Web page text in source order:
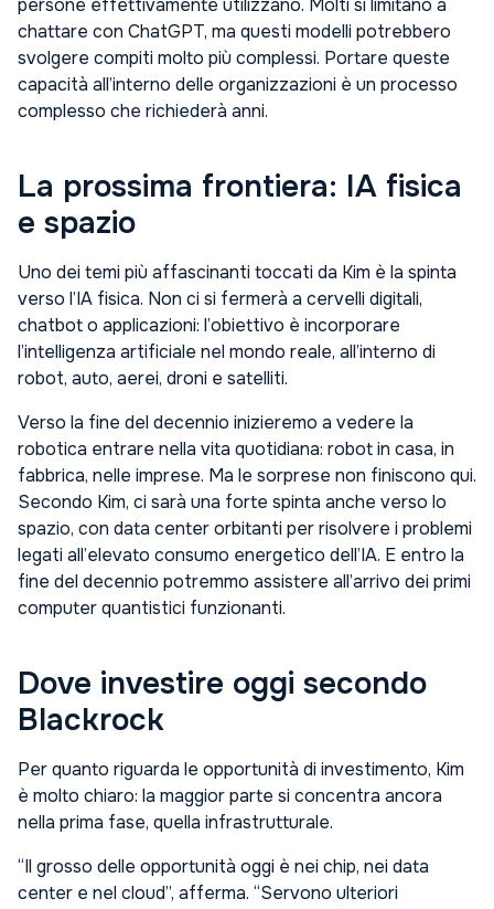
persone effettivamente utilizzano. Molti si limitano a
chattare con ChatGPT, ma questi modelli potrebbero
svolgere compiti molto più complessi. Portare queste
capacità all’interno delle organizzazioni è un processo
complesso che richiederà anni.
La prossima frontiera: IA fisica
e spazio
Uno dei temi più affascinanti toccati da Kim è la spinta
verso l’IA fisica. Non ci si fermerà a cervelli digitali,
chatbot o applicazioni: l’obiettivo è incorporare
l’intelligenza artificiale nel mondo reale, all’interno di
robot, auto, aerei, droni e satelliti.
Verso la fine del decennio inizieremo a vedere la
robotica entrare nella vita quotidiana: robot in casa, in
fabbrica, nelle imprese. Ma le sorprese non finiscono qui.
Secondo Kim, ci sarà una forte spinta anche verso lo
spazio, con data center orbitanti per risolvere i problemi
legati all’elevato consumo energetico dell’IA. E entro la
fine del decennio potremmo assistere all’arrivo dei primi
computer quantistici funzionanti.
Dove investire oggi secondo
Blackrock
Per quanto riguarda le opportunità di investimento, Kim
è molto chiaro: la maggior parte si concentra ancora
nella prima fase, quella infrastrutturale.
“Il grosso delle opportunità oggi è nei chip, nei data
center e nel cloud”, afferma. “Servono ulteriori